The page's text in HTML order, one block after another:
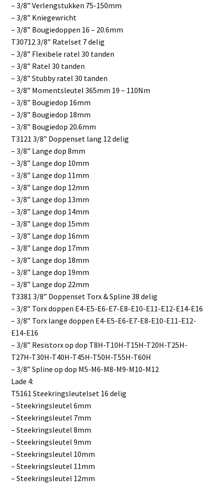
– 3/8” Verlengstukken 75-150mm
– 3/8” Kniegewricht
– 3/8” Bougiedoppen 16 – 20.6mm
T30712 3/8” Ratelset 7 delig
– 3/8” Flexibele ratel 30 tanden
– 3/8” Ratel 30 tanden
– 3/8” Stubby ratel 30 tanden
– 3/8” Momentsleutel 365mm 19 ~ 110Nm
– 3/8” Bougiedop 16mm
– 3/8” Bougiedop 18mm
– 3/8” Bougiedop 20.6mm
T3121 3/8” Doppenset lang 12 delig
– 3/8” Lange dop 8mm
– 3/8” Lange dop 10mm
– 3/8” Lange dop 11mm
– 3/8” Lange dop 12mm
– 3/8” Lange dop 13mm
– 3/8” Lange dop 14mm
– 3/8” Lange dop 15mm
– 3/8” Lange dop 16mm
– 3/8” Lange dop 17mm
– 3/8” Lange dop 18mm
– 3/8” Lange dop 19mm
– 3/8” Lange dop 22mm
T3381 3/8” Doppenset Torx & Spline 38 delig
– 3/8” Torx doppen E4-E5-E6-E7-E8-E10-E11-E12-E14-E16
– 3/8” Torx lange doppen E4-E5-E6-E7-E8-E10-E11-E12-
E14-E16
– 3/8” Resistorx op dop T8H-T10H-T15H-T20H-T25H-
T27H-T30H-T40H-T45H-T50H-T55H-T60H
– 3/8” Spline op dop M5-M6-M8-M9-M10-M12
Lade 4:
T5161 Steekringsleutelset 16 delig
– Steekringsleutel 6mm
– Steekringsleutel 7mm
– Steekringsleutel 8mm
– Steekringsleutel 9mm
– Steekringsleutel 10mm
– Steekringsleutel 11mm
– Steekringsleutel 12mm